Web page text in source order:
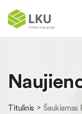
Titulinis
Šaukiamas